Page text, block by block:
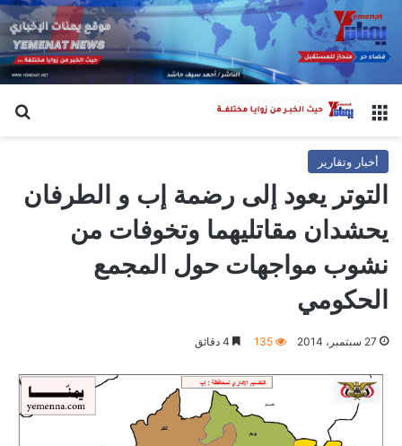
القائمة
أخبار وتقارير
التوتر يعود إلى رضمة إب و الطرفان
يحشدان مقاتليهما وتخوفات من
نشوب مواجهات حول المجمع
الحكومي
27 سبتمبر، 2014 135